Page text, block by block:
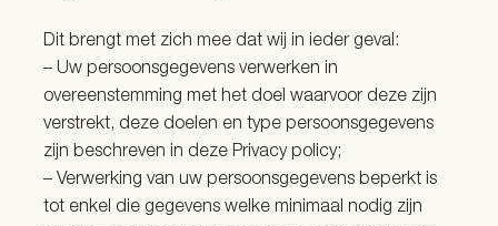
Dit brengt met zich mee dat wij in ieder geval:
– Uw persoonsgegevens verwerken in
overeenstemming met het doel waarvoor deze zijn
verstrekt, deze doelen en type persoonsgegevens
zijn beschreven in deze Privacy policy;
– Verwerking van uw persoonsgegevens beperkt is
tot enkel die gegevens welke minimaal nodig zijn